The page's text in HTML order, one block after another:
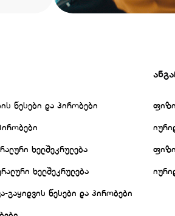
წესები და პირობები
ხელშეკრულება
ხელშეკრულება
გაყიდვის წესები და პირობები